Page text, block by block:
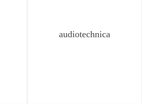
audiotechnica